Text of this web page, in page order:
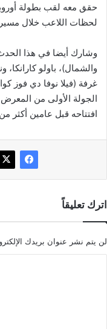
لحظات اللاعب خلال
وشارك أيضا في هذا
والشمال)، باولو كارانكا،
غرفة (فيلا نوفا دي فوز
الجولة الأولى من
افتتاحه قبل عامين أكثر من 20 ألف زيارة.
اترك تعليقاً
لن يتم نشر عنوان بريدك